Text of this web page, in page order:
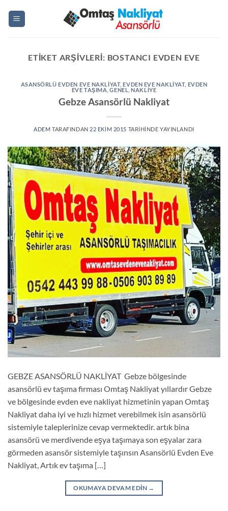
ETIKET ARŞIVLERI: BOSTANCI EVDEN EVE
ASANSÖRLÜ EVDEN EVE NAKLIYAT,EVDEN EVE NAKLIYAT, EVDEN
EVE TAŞIMA ,GENEL ,NAKLIYE
Gebze Asansörlü Nakliyat
ADEM TARAFINDAN 22 EKIM 2015 TARIHINDE YAYINLANDI
GEBZE ASANSÖRLÜ NAKLİYAT Gebze bölgesinde
asansörlü ev taşıma firması Omtaş Nakliyat yıllardır Gebze
ve bölgesinde evden eve nakliyat hizmetinin yapan Omtaş
Nakliyat daha iyi ve hızlı hizmet verebilmek isin asansörlü
sistemiyle taleplerinize cevap vermektedir. artık bina
asansörü ve merdivende eşya taşımaya son eşyalar zara
görmeden asansör sistemiyle taşınsın Asansörlü Evden Eve
Nakliyat, Artık ev taşıma […]
OKUMAYA DEVAM EDIN →